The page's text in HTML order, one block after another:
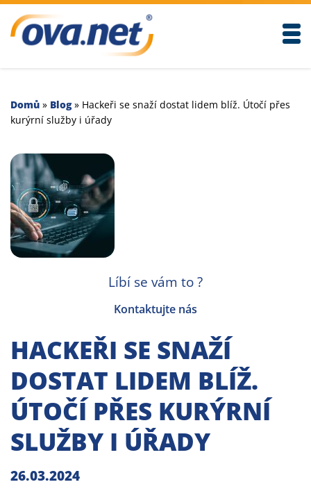
Domů » Blog» Hackeři se snaží dostat lidem blíž. Útočí přes
kurýrní služby i úřady
Líbí se vám to ?
Kontaktujte nás
HACKEŘI SE SNAŽÍ
DOSTAT LIDEM BLÍŽ.
ÚTOČÍ PŘES KURÝRNÍ
SLUŽBY I ÚŘADY
26.03.2024